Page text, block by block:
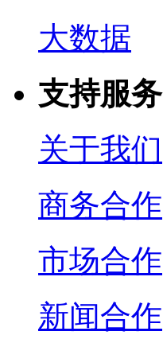
大数据
支持服务
关于我们
商务合作
市场合作
新闻合作